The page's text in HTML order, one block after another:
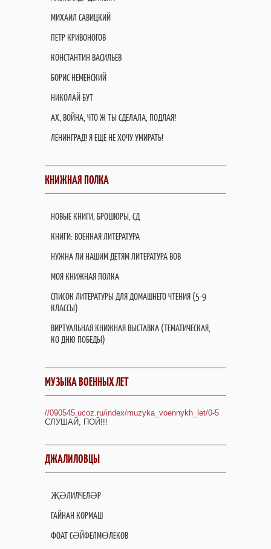
МИХАИЛ САВИЦКИЙ
ПЕТР КРИВОНОГОВ
КОНСТАНТИН ВАСИЛЬЕВ
БОРИС НЕМЕНСКИЙ
НИКОЛАЙ БУТ
АХ, ВОЙНА, ЧТО Ж ТЫ СДЕЛАЛА, ПОДЛАЯ!
ЛЕНИНГРАД! Я ЕЩЕ НЕ ХОЧУ УМИРАТЬ!
КНИЖНАЯ ПОЛКА
НОВЫЕ КНИГИ, БРОШЮРЫ, СД
КНИГИ: ВОЕННАЯ ЛИТЕРАТУРА
НУЖНА ЛИ НАШИМ ДЕТЯМ ЛИТЕРАТУРА ВОВ
МОЯ КНИЖНАЯ ПОЛКА
СПИСОК ЛИТЕРАТУРЫ ДЛЯ ДОМАШНЕГО ЧТЕНИЯ (5-9
КЛАССЫ)
ВИРТУАЛЬНАЯ КНИЖНАЯ ВЫСТАВКА (ТЕМАТИЧЕСКАЯ,
КО ДНЮ ПОБЕДЫ)
МУЗЫКА ВОЕННЫХ ЛЕТ
//090545.ucoz.ru/index/muzyka_voennykh_let/0-5
СЛУШАЙ, ПОЙ!!!
ДЖАЛИЛОВЦЫ
ҖӘЛИЛЧЕЛӘР
ГАЙНАН КОРМАШ
ФОАТ СӘЙФЕЛМӨЛЕКОВ